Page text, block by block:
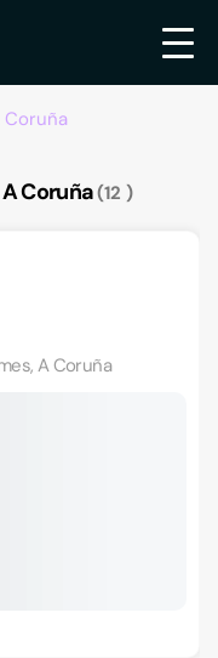
Coruña
Coruña 12
A Coruña